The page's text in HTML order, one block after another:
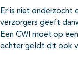
Er is niet onderzocht
verzorgers geeft
Een CWI moet op
echter geldt dit ook